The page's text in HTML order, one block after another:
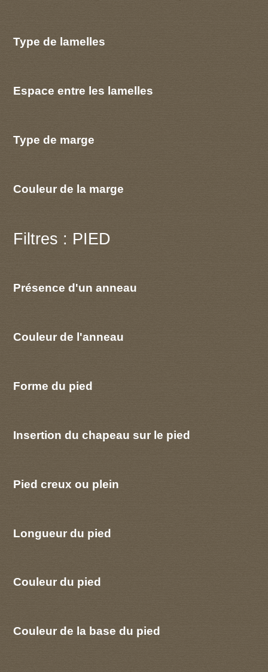
Type de lamelles
Espace entre les lamelles
Type de marge
Couleur de la marge
Filtres : PIED
Présence d'un anneau
Couleur de l'anneau
Forme du pied
Insertion du chapeau sur le pied
Pied creux ou plein
Longueur du pied
Couleur du pied
Couleur de la base du pied